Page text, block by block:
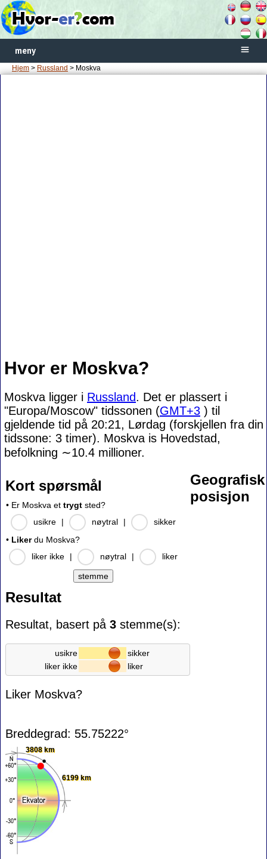
meny
Hjem > Russland > Moskva
Hvor er Moskva?
Moskva ligger i Russland. Det er plassert i
"Europa/Moscow" tidssonen (GMT+3 ) til
gjeldende tid på 20:21, Lørdag (forskjellen fra din
tidssone: 3 timer). Moskva is Hovedstad,
befolkning ∼10.4 millioner.
Kort spørsmål
• Er Moskva et trygt sted?
usikre
| nøytral |
sikker
• Likerdu Moskva?
liker ikke
| nøytral | liker
Resultat
Resultat, basert på 3 stemme(s):
usikre
sikker
liker ikke
liker
Liker Moskva?
Geografisk
posisjon
Breddegrad: 55.75222°
3808 km
6199 km